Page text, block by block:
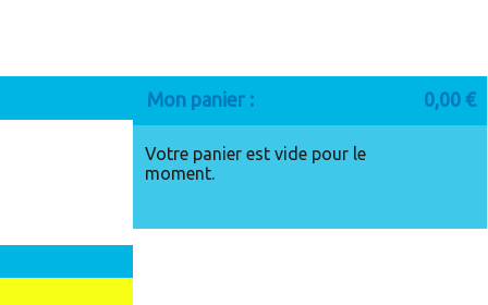
Mon panier : 0,00 €
Votre panier est vide pour le
moment.